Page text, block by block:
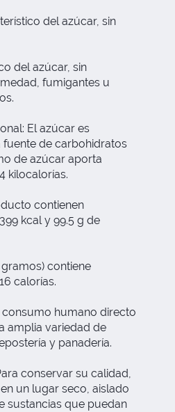
del azúcar, sin
del azúcar, sin
fumigantes u
El azúcar es
fuente de carbohidratos
de azúcar aporta
kilocalorías.
contienen
kcal y 99.5 g de
contiene
calorías.
consumo humano directo
amplia variedad de
y panadería.
conservar su calidad,
un lugar seco, aislado
sustancias que puedan